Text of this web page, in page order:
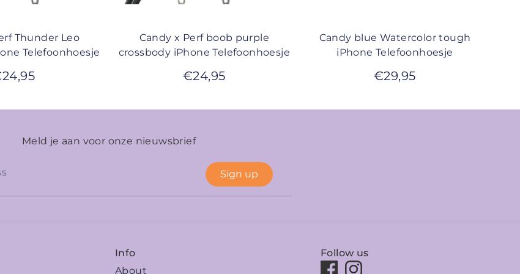
Thunder Leo
Telefoonhoesje
24,95
Candy x Perf boob purple
crossbody iPhone Telefoonhoesje
€24,95
Candy blue Watercolor tough
iPhone Telefoonhoesje
€29,95
Meld je aan voor onze nieuwsbrief
Sign up
Info
About
Follow us